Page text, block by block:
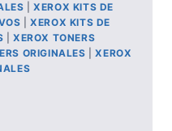
|XEROX KITS DE
|XEROX KITS DE
|XEROX TONERS
ORIGINALES |XEROX